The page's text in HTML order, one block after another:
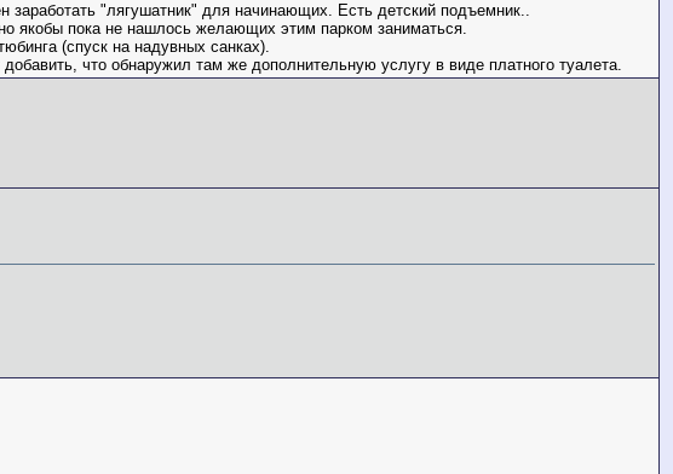
"лягушатник" для начинающих. Есть детский подъемник..
якобы пока не нашлось желающих этим парком заниматься.
(спуск на надувных санках).
что обнаружил там же дополнительную услугу в виде платного туалета.